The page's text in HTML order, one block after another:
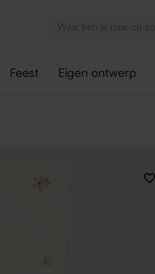
Feest Eigen ontwerp